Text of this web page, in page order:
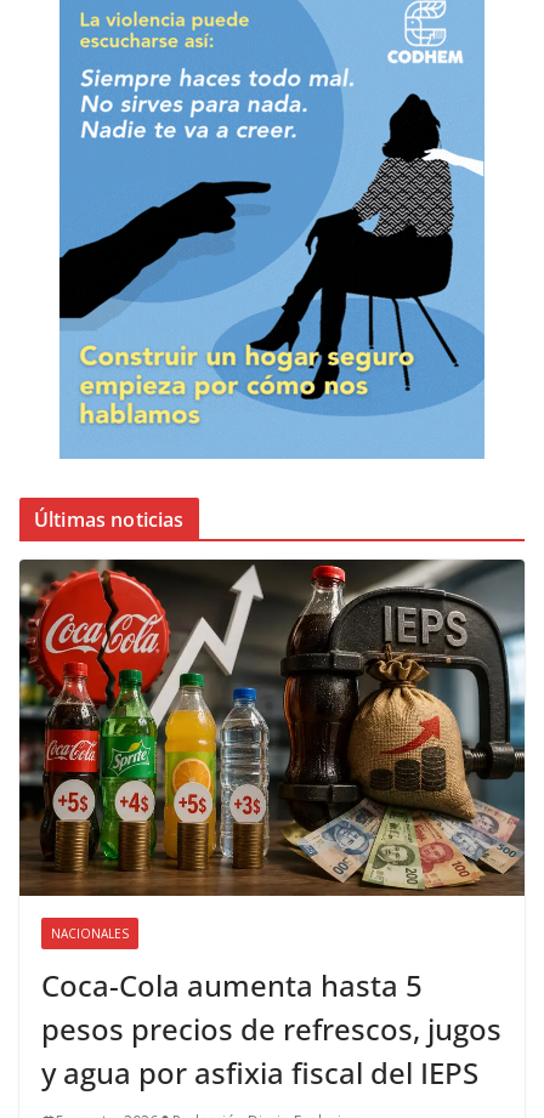
Últimas noticias
NACIONALES
Coca-Cola aumenta hasta 5
pesos precios de refrescos, jugos
y agua por asfixia fiscal del IEPS